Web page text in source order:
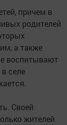
причем в
родителей
а также
воспитывают
селе
Своей
жителей